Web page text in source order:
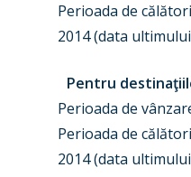
Perioada de
2014 (data
Pentru
Perioada de
Perioada de
2014 (data